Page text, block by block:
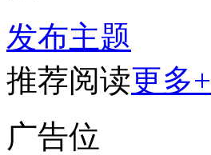
发布主题
推荐阅读更多+
广告位